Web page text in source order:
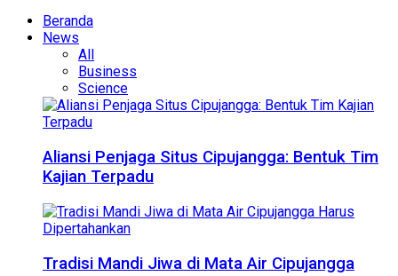
Beranda
News
All
Business
Science
Aliansi Penjaga Situs Cipujangga: Bentuk Tim
Kajian Terpadu
Tradisi Mandi Jiwa di Mata Air Cipujangga